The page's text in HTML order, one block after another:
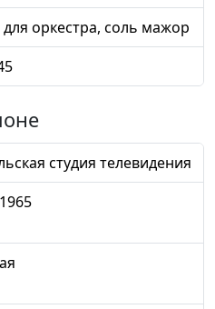
оркестра, соль мажор
студия телевидения